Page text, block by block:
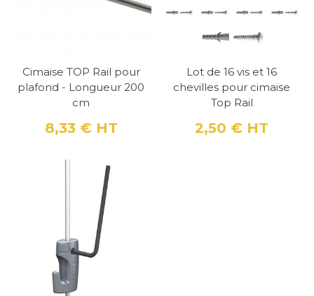
disponibles en différentes couleurs (blanc,
noir et alu) pour s'adapter à tous les styles
Les cimaises Top Rail sont fabriquées en
aluminium, un matériau résistant, léger et
matériau de qualité qui ne rouille pas, ne se
corrompt pas et ne se déforme pas
facilement. En utilisant l'aluminium pour
fabriquer les cimaises Top Rail, ces dernières
sont capables de supporter des charges
légères tout en offrant une grande discrétion,
car elles sont très fines (14 mm de largeur et
6,5 mm de hauteur). Leur finition en blanc,
Cimaise TOP Rail pour
plafond - Longueur 200
cm
Prix
8,33 € HT
Lot de 16 vis et 16
chevilles pour cimaise
Top Rail
Prix
2,50 € HT